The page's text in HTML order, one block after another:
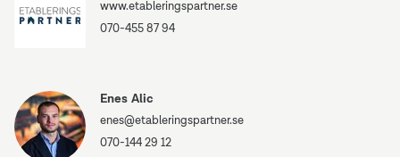
www.etableringspartner.se
070-455 87 94
Enes Alic
enes@etableringspartner.se
070-144 29 12